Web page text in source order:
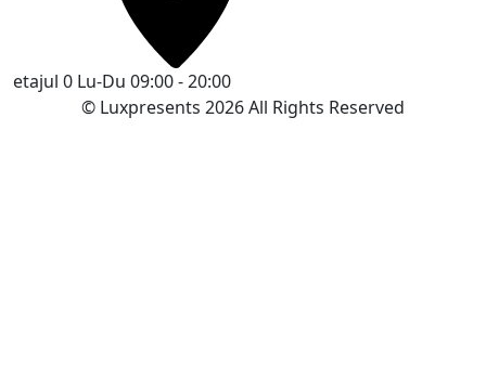
etajul 0 Lu-Du 09:00 - 20:00
© Luxpresents 2026 All Rights Reserved